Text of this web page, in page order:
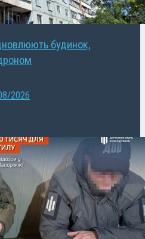
будинок,
2026